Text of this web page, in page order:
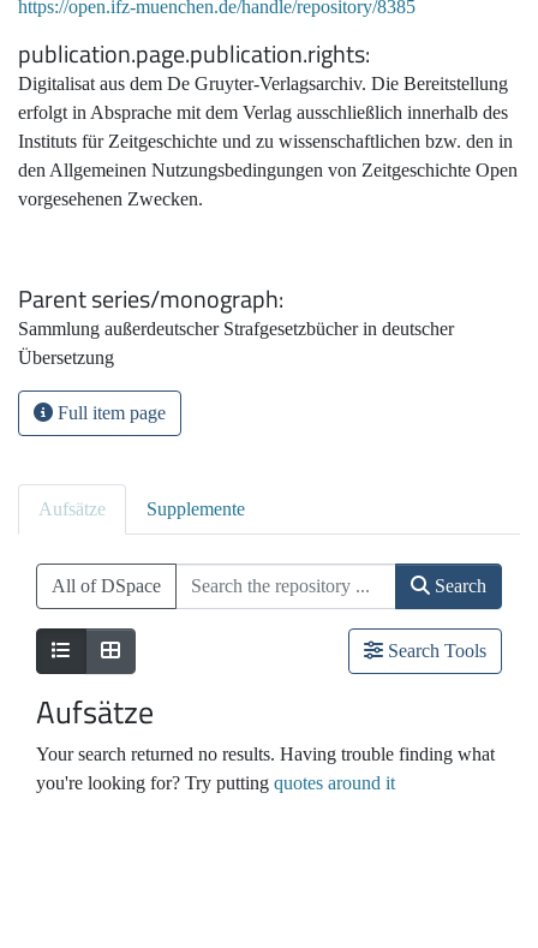
https://open.ifz-muenchen.de/handle/repository/8385
publication.page.publication.rights
Digitalisat aus dem De Gruyter-Verlagsarchiv. Die Bereitstellung
erfolgt in Absprache mit dem Verlag ausschließlich innerhalb des
Instituts für Zeitgeschichte und zu wissenschaftlichen bzw. den in
den Allgemeinen Nutzungsbedingungen von Zeitgeschichte Open
vorgesehenen Zwecken.
Parent series/monograph
Sammlung außerdeutscher Strafgesetzbücher in deutscher
Übersetzung
Full item page
Aufsätze Supplemente
All of DSpace Search
Search Tools
Aufsätze
Your search returned no results. Having trouble finding what
you're looking for? Try putting quotes around it